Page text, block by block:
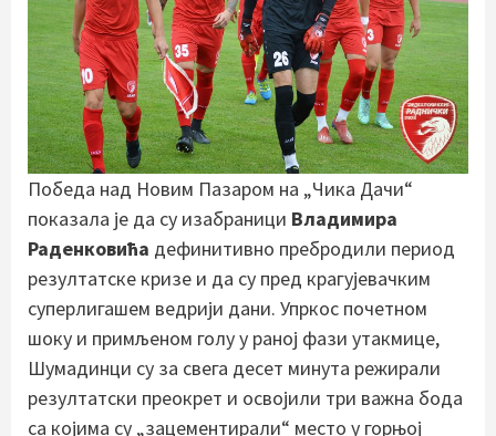
Победа над Новим Пазаром на „Чика Дачи“
показала је да су изабраници Владимира
Раденковића дефинитивно пребродили период
резултатске кризе и да су пред крагујевачким
суперлигашем ведрији дани. Упркос почетном
шоку и примљеном голу у раној фази утакмице,
Шумадинци су за свега десет минута режирали
резултатски преокрет и освојили три важна бода
са којима су „зацементирали“ место у горњој